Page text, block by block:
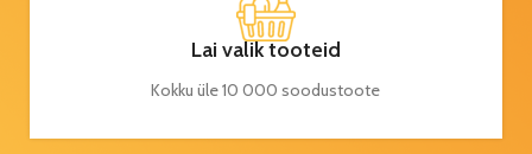
Lai valik tooteid
Kokku üle 10 000 soodustoote